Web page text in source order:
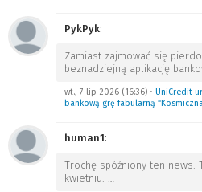
PykPyk:
Zamiast zajmować się
beznadziejną aplikację
wt., 7 lip 2026 (16:36) • UniCredit
bankową grę fabularną
human1:
Trochę spóźniony ten news.
kwietniu. …